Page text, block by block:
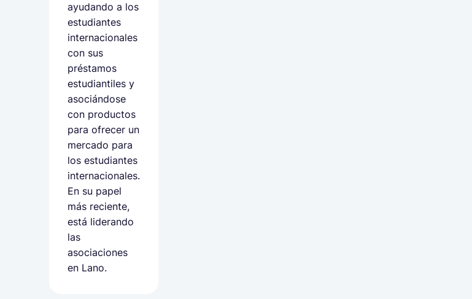
ayudando a los
estudiantes
internacionales
con sus
préstamos
estudiantiles y
asociándose
con productos
para ofrecer un
mercado para
los estudiantes
internacionales.
En su papel
más reciente,
está liderando
las
asociaciones
en Lano.